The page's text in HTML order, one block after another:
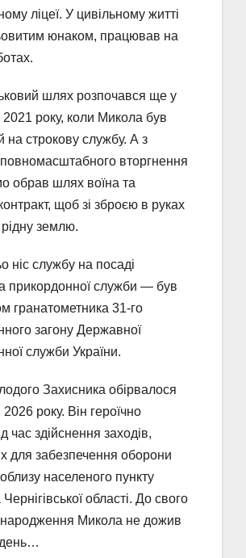
ліцеї. У цивільному житті
юнаком, працював на
шлях розпочався ще у
2021 року, коли Микола був
на строкову службу. А з
вторгнення
обрав шлях воїна та
щоб зі зброєю в руках
землю.
ніс службу на посаді
прикордонної служби — був
гранатометника 31-го
загону Державної
служби України.
Захисника обірвалося
року. Він героїчно
час здійснення заходів,
для забезпечення оборони
населеного пункту
області. До свого
народження Микола не дожив